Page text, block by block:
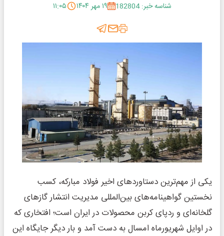
شناسه خبر: 182804
۱۹ مهر ۱۴۰۴ ۱۱:۰۵
یکی از مهم‌ترین دستاوردهای اخیر فولاد مبارکه، کسب
نخستین گواهینامه‌های بین‌المللی مدیریت انتشار گازهای
گلخانه‌ای و ردپای کربن محصولات در ایران است؛ افتخاری که
در اوایل شهریورماه امسال به دست آمد و بار دیگر جایگاه این